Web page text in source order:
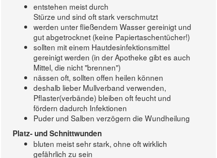
entstehen meist durch
Stürze und sind oft stark verschmutzt
werden unter fließendem Wasser gereinigt und
gut abgetrocknet (keine Papiertaschentücher!)
sollten mit einem Hautdesinfektionsmittel
gereinigt werden (in der Apotheke gibt es auch
Mittel, die nicht "brennen")
nässen oft, sollten offen heilen können
deshalb lieber Mullverband verwenden,
Pflaster(verbände) bleiben oft feucht und
fördern dadurch Infektionen
Puder und Salben verzögern die Wundheilung
Platz- und Schnittwunden
bluten meist sehr stark, ohne oft wirklich
gefährlich zu sein